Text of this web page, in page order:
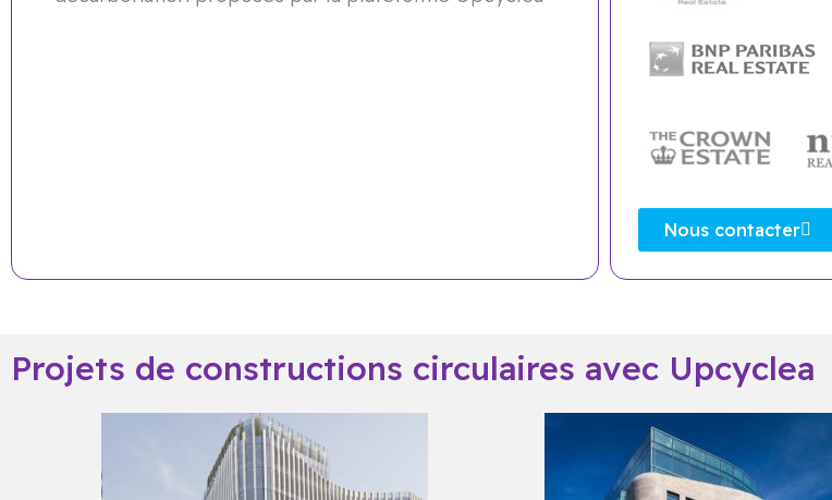
Nous contacter
Projets de constructions circulaires avec Upcyclea